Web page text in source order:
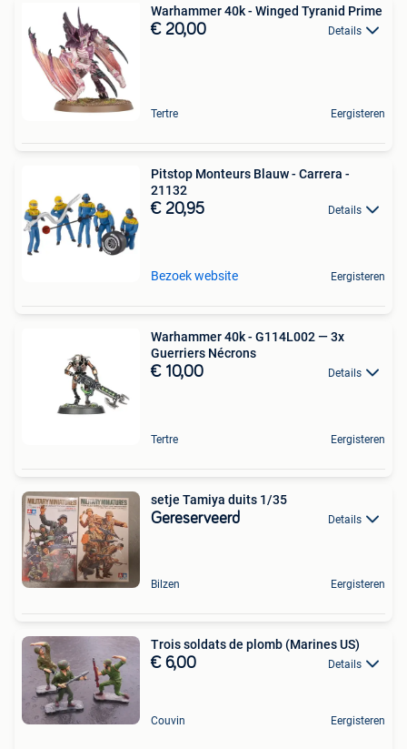
Warhammer 40k - Winged Tyranid Prime
€ 20,00 Details
Tertre Eergisteren
Pitstop Monteurs Blauw - Carrera -
21132
€ 20,95 Details
Bezoek website Eergisteren
Warhammer 40k - G114L002 — 3x
Guerriers Nécrons
€ 10,00 Details
Tertre Eergisteren
setje Tamiya duits 1/35
Gereserveerd Details
Bilzen Eergisteren
Trois soldats de plomb (Marines US)
€ 6,00 Details
Couvin Eergisteren